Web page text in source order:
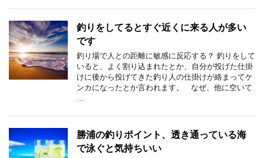
釣りをしてるとすぐ近くに来る人が多い
です
釣り場で人との距離に敏感に反応する？ 釣りをして
いると、よく割り込まれたとか、自分が投げた仕掛
けに後から投げてきた釣り人の仕掛けが絡まってケ
ンカになったとか言われます。 なぜ、他に空いて
…
勝浦の釣りポイント、透き通っている海
で泳ぐと気持ちいい